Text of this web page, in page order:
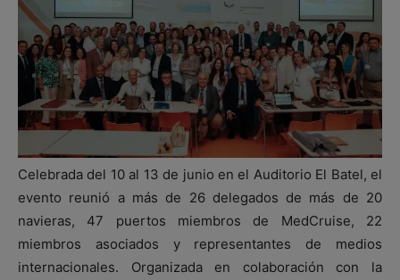
Celebrada del 10 al 13 de junio en el Auditorio El Batel, el
evento reunió a más de 26 delegados de más de 20
navieras, 47 puertos miembros de MedCruise, 22
miembros asociados y representantes de medios
internacionales. Organizada en colaboración con la